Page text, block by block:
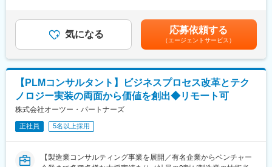
・高レベルなマネージャーからの指導と、内部研修でのロジカル
シンキング研修など、成長機会が豊富。
サポート。
・大手コンサルティング会社出身の上長と、非常に近い距離でコ
ンサル業務を行うことが可能。
＜キャリアパスについて＞
アソシエイト→シニアアソシエイト→マネージャー→シニアマネ
ージャー→プリンシパル
変更の範囲：会社の定める業務
■プロジェクト例（JR西日本様プロジェクト、一例）
（1）鉄道生産性向上
（2）マーケティング分野への適用拡大
・山陽新幹線および近畿圏在来線の収益向上に関する共同プロジ
・Club J-WESTメンバーの利便性向上を目的とする共同プロジェ
クト
出願
＞オファー年収はご経験・スキルに応じて決定いたします。リア
ルタイムプロモーションという評価制度があり、毎月、昇給の機
会があります。過去には入社2ヶ月で給与が上がった方もいます。
賃金はあくまでも目安の金額であり、選考を通じて上下する可能
性があります。月給(月額)は固定手当を含めた表記です。
気になる 応募依頼する
（エージェントサービス）
【PLMコンサルタント】ビジネスプロセス改革とテク
ノロジー実装の両面から価値を創出◆リモート可
株式会社オーツー・パートナーズ
正社員 5名以上採用
【製造業コンサルティング事業を展開／有名企業からベンチャー